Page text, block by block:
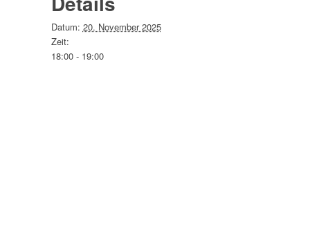
Datum: 20. November 2025
Zeit:
18:00 - 19:00